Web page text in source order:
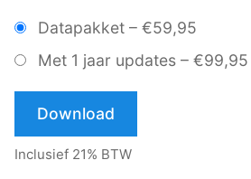
Datapakket – €59,95
Met 1 jaar updates – €99,95
Download
Inclusief 21% BTW